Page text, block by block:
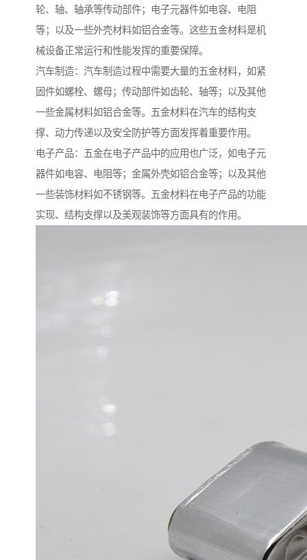
轮、轴、轴承等传动部件；电子元器件如电容、电阻
等；以及一些外壳材料如铝合金等。这些五金材料是机
械设备正常运行和性能发挥的重要保障。
汽车制造：汽车制造过程中需要大量的五金材料，如紧
固件如螺栓、螺母；传动部件如齿轮、轴等；以及其他
一些金属材料如铝合金等。五金材料在汽车的结构支
撑、动力传递以及安全防护等方面发挥着重要作用。
电子产品：五金在电子产品中的应用也广泛，如电子元
器件如电容、电阻等；金属外壳如铝合金等；以及其他
一些装饰材料如不锈钢等。五金材料在电子产品的功能
实现、结构支撑以及美观装饰等方面具有的作用。